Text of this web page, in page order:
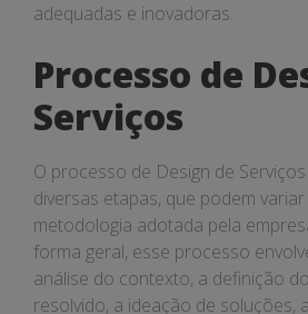
adequadas e inovadoras.
Processo de
Serviços
O processo de Design de
diversas etapas, que podem
metodologia adotada pela
forma geral, esse processo
análise do contexto, a definição
resolvido, a ideação de soluções,